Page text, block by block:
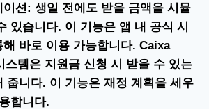
이션: 생일 전에도 받을 금액을 시뮬
있습니다. 이 기능은 앱 내 공식 시
해 바로 이용 가능합니다. Caixa
스템은 지원금 신청 시 받을 수 있는
줍니다. 이 기능은 재정 계획을 세우
합니다.